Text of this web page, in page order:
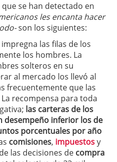
se han detectado en
les encanta hacer
son los siguientes:
impregna las filas de los
los hombres. La
solteros en su
al mercado los llevó al
frecuentemente que las
recompensa para toda
las carteras de los
desempeño inferior los de
porcentuales por año
comisiones, impuestosy
las decisiones de compra